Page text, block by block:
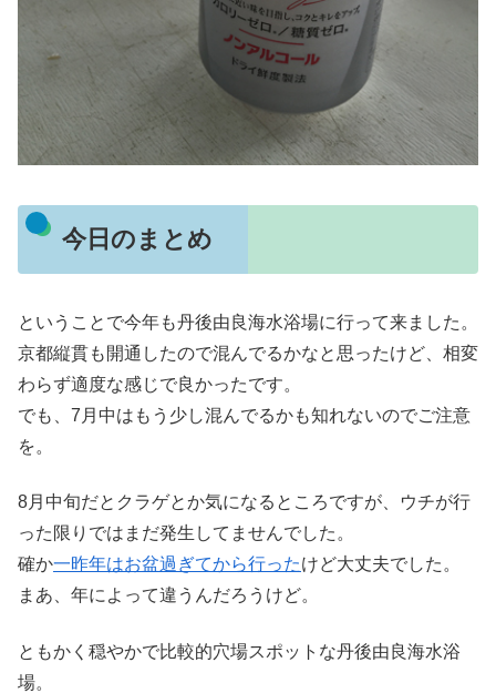
今日のまとめ
ということで今年も丹後由良海水浴場に行って来ました。
京都縦貫も開通したので混んでるかなと思ったけど、相変
わらず適度な感じで良かったです。
でも、7月中はもう少し混んでるかも知れないのでご注意
を。
8月中旬だとクラゲとか気になるところですが、ウチが行
った限りではまだ発生してませんでした。
確か一昨年はお盆過ぎてから行ったけど大丈夫でした。
まあ、年によって違うんだろうけど。
ともかく穏やかで比較的穴場スポットな丹後由良海水浴
場。